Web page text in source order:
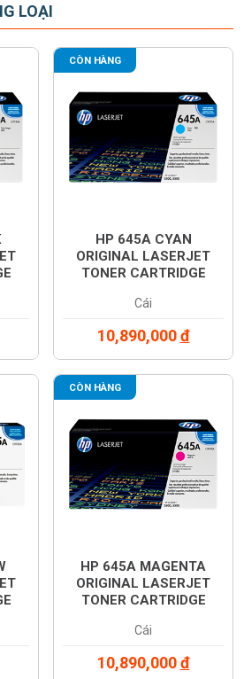
LOẠI
CÒN HÀNG
HP 645A CYAN
ORIGINAL LASERJET
TONER CARTRIDGE
Cái
10,890,000đ
CÒN HÀNG
HP 645A MAGENTA
ORIGINAL LASERJET
TONER CARTRIDGE
Cái
10,890,000đ